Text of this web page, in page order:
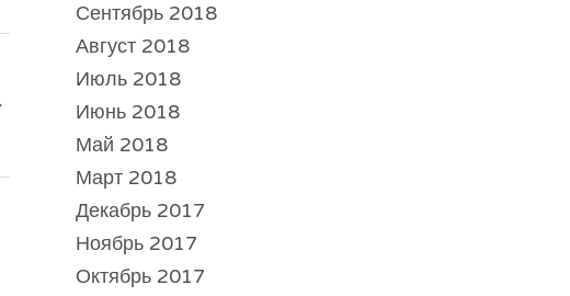
Сентябрь 2018
Август 2018
Июль 2018
Июнь 2018
Май 2018
Март 2018
Декабрь 2017
Ноябрь 2017
Октябрь 2017